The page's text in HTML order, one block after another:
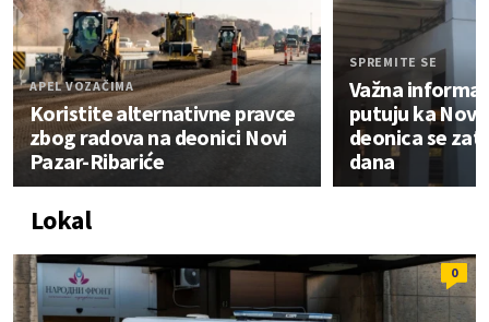
APEL VOZAČIMA
Koristite alternativne pravce
zbog radova na deonici Novi
Pazar-Ribariće
SPREMITE SE
Važna
putuju ka
deonica se
dana
Lokal
0